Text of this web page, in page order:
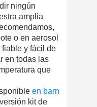
ningún
amplia
o en aerosol
y fácil de
en todas las
que
en barniz
versión kit de